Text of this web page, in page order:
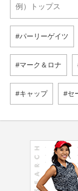
パーリーゲイツ
マーク＆ロナ
キャップ セ